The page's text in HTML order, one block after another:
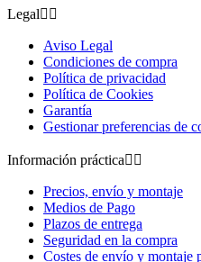
Legal 
Aviso Legal
Condiciones de compra
Política de privacidad
Política de Cookies
Garantía
Gestionar preferencias de
Información práctica 
Precios, envío y montaje
Medios de Pago
Plazos de entrega
Seguridad en la compra
Costes de envío y montaje